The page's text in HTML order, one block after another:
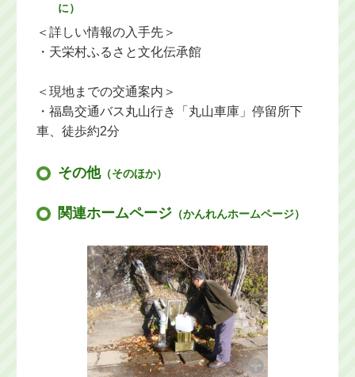
に）
＜詳しい情報の入手先＞
・天栄村ふるさと文化伝承館
＜現地までの交通案内＞
・福島交通バス丸山行き「丸山車庫」停留所下
車、徒歩約2分
その他（そのほか）
関連ホームページ（かんれんホームページ）